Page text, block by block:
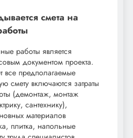
смета на
работы является
документом проекта.
все предполагаемые
смету включаются затраты
(демонтаж, монтаж
сантехнику),
материалов
плитка, напольные